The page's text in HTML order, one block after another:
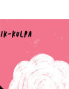
rozwiązania, które
edukacji w
są
komunikatach -
ocen i interpretacji -
realizowane przez
przez
dzień. Stąd pomysł
scenariuszami zajęć z
je i modyfikować do